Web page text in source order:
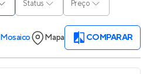
Status Preço
Mosaico Mapa COMPARAR